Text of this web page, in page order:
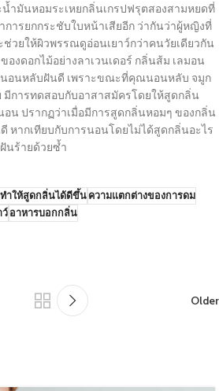
ำมันหอมระเหยกลิ่นเกรปฟรุตสองสามหยดที่
การยกกระชับใบหน้าเสียอีก ว่ากันว่าผู้หญิงที่
วยให้ผิวพรรณดูอ่อนเยาว์กว่าคนวัยเดียวกัน
องดอกไม้อย่างลาเวนเดอร์ กลิ่นส้ม เลมอน
นอนหลับฝันดี เพราะขณะที่คุณนอนหลับ จมูก
การทดสอบกับอาสาสมัครโดยให้สูดกลิ่น
น ปรากฏว่าเมื่อมีการสูดกลิ่นหอมๆ ของกลิ่น
หากเทียบกับการนอนโดยไม่ได้สูดกลิ่นอะไร
นร้ายด้วยซ้ำ
ำให้สูดกลิ่นได้ดีขึ้นความแตกต่างของการดม
ว์อาหารบอกกลิ่น
Older